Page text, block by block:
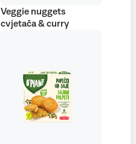
Veggie nuggets
cvjetača & curry